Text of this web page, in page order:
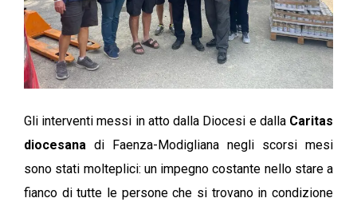
Gli interventi messi in atto dalla Diocesi e dalla Caritas
diocesana di Faenza-Modigliana negli scorsi mesi
sono stati molteplici: un impegno costante nello stare a
fianco di tutte le persone che si trovano in condizione